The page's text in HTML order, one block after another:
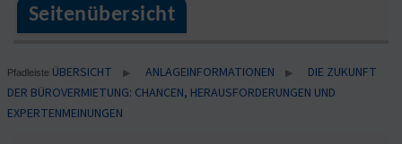
Seitenübersicht
Pfadleiste ÜBERSICHT ▶ ANLAGEINFORMATIONEN ▶
DIE ZUKUNFT
DER BÜROVERMIETUNG: CHANCEN, HERAUSFORDERUNGEN UND
EXPERTENMEINUNGEN